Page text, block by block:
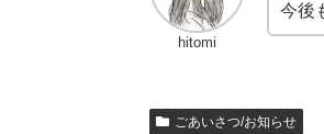
hitomi
今後
ごあいさつ/お知らせ